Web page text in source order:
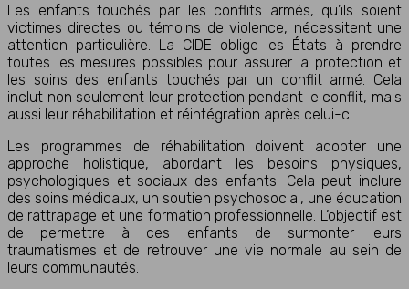
Les enfants touchés par les conflits armés, qu’ils soient
victimes directes ou témoins de violence, nécessitent une
attention particulière. La CIDE oblige les États à prendre
toutes les mesures possibles pour assurer la protection et
les soins des enfants touchés par un conflit armé. Cela
inclut non seulement leur protection pendant le conflit, mais
aussi leur réhabilitation et réintégration après celui-ci.
Les programmes de réhabilitation doivent adopter une
approche holistique, abordant les besoins physiques,
psychologiques et sociaux des enfants. Cela peut inclure
des soins médicaux, un soutien psychosocial, une éducation
de rattrapage et une formation professionnelle. L’objectif est
de permettre à ces enfants de surmonter leurs
traumatismes et de retrouver une vie normale au sein de
leurs communautés.